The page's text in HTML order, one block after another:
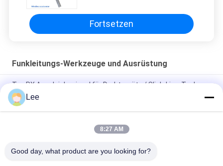
Werkzeuge
Fortsetzen
Funkleitungs-Werkzeuge und Ausrüstung
Typ PX Ausgleichspinsel für Drahtgeräte / Slick-Line-Tools
API Oilfield Wireline Tool String-/legierterstahl Slick Line Tool
String
UNO-Faden-Funkleitungs-Werkzeuge und Ausrüstungs-
Lee
8:27 AM
Good day, what product are you looking for?